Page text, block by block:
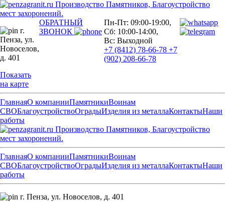
Производство Памятников, Благоустройство
мест захоронений.
г.
Пенза, ул.
Новоселов,
д. 401
Показать
на карте
ОБРАТНЫЙ
ЗВОНОК
Пн-Пт: 09:00-19:00,
Сб: 10:00-14:00,
Вс: Выходной
+7 (8412) 78-66-78 +7
(902) 208-66-78
ГлавнаяО компанииПамятникиВоинам
СВОБлагоустройствоОградыИзделия из металлаКонтактыНаши
работы
Производство Памятников, Благоустройство
мест захоронений.
ГлавнаяО компанииПамятникиВоинам
СВОБлагоустройствоОградыИзделия из металлаКонтактыНаши
работы
г. Пенза, ул. Новоселов, д. 401